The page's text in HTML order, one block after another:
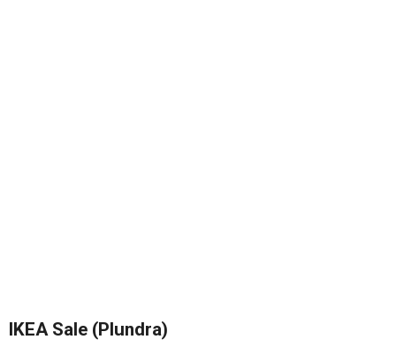
IKEA Sale (Plundra)